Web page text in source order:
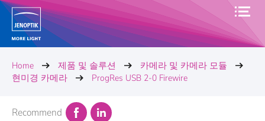
Home 제품 및 솔루션
카메라 및 카메라 모듈
현미경 카메라
ProgRes USB 2-0 Firewire
Recommend